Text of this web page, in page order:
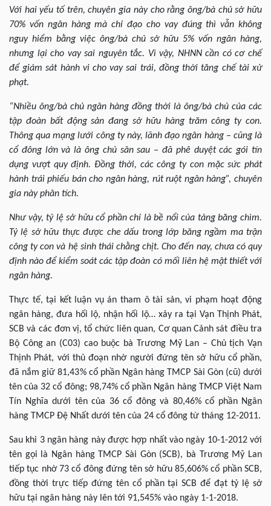
Với hai yếu tố trên, chuyên gia này cho rằng ông/bà chủ sở hữu
70% vốn ngân hàng mà chỉ đạo cho vay đúng thì vẫn không
nguy hiểm bằng việc ông/bà chủ sở hữu 5% vốn ngân hàng,
nhưng lại cho vay sai nguyên tắc. Vì vậy, NHNN cần có cơ chế
để giám sát hành vi cho vay sai trái, đồng thời tăng chế tài xử
phạt.
“Nhiều ông/bà chủ ngân hàng đồng thời là ông/bà chủ của các
tập đoàn bất động sản đang sở hữu hàng trăm công ty con.
Thông qua mạng lưới công ty này, lãnh đạo ngân hàng – cũng là
cổ đông lớn và là ông chủ sân sau – đã phê duyệt các gói tín
dụng vượt quy định. Đồng thời, các công ty con mặc sức phát
hành trái phiếu bán cho ngân hàng, rút ruột ngân hàng”, chuyên
gia này phân tích.
Như vậy, tỷ lệ sở hữu cổ phần chỉ là bề nổi của tảng băng chìm.
Tỷ lệ sở hữu thực được che dấu trong lớp băng ngầm ma trận
công ty con và hệ sinh thái chằng chịt. Cho đến nay, chưa có quy
định nào để kiểm soát các tập đoàn có mối liên hệ mật thiết với
ngân hàng.
Thực tế, tại kết luận vụ án tham ô tài sản, vi phạm hoạt động
ngân hàng, đưa hối lộ, nhận hối lộ… xảy ra tại Vạn Thịnh Phát,
SCB và các đơn vị, tổ chức liên quan, Cơ quan Cảnh sát điều tra
Bộ Công an (C03) cao buộc bà Trương Mỹ Lan – Chủ tịch Vạn
Thịnh Phát, với thủ đoạn nhờ người đứng tên sở hữu cổ phần,
đã nắm giữ 81,43% cổ phần Ngân hàng TMCP Sài Gòn (cũ) dưới
tên của 32 cổ đông; 98,74% cổ phần Ngân hàng TMCP Việt Nam
Tín Nghĩa dưới tên của 36 cổ đông và 80,46% cổ phần Ngân
hàng TMCP Đệ Nhất dưới tên của 24 cổ đông từ tháng 12-2011.
Sau khi 3 ngân hàng này được hợp nhất vào ngày 10-1-2012 với
tên gọi là Ngân hàng TMCP Sài Gòn (SCB), bà Trương Mỹ Lan
tiếp tục nhờ 73 cổ đông đứng tên sở hữu 85,606% cổ phần SCB,
đồng thời trực tiếp đứng tên cổ phần tại SCB để đạt tỷ lệ sở
hữu tại ngân hàng này lên tới 91,545% vào ngày 1-1-2018.